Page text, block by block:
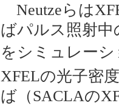
Neutzeらは
ばパルス照射
をシミュレー
XFELの光子密
ば（SACLAの